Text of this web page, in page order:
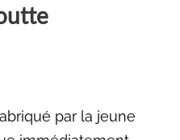
par la jeune